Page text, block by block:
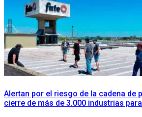
​Alertan por el riesgo de la cadena de
cierre de más de 3.000 industrias